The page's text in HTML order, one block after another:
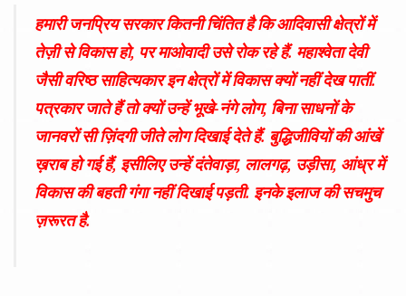
हमारी जनप्रिय सरकार कितनी चिंतित है कि आदिवासी क्षेत्रों में
तेज़ी से विकास हो, पर माओवादी उसे रोक रहे हैं. महाश्वेता देवी
जैसी वरिष्ठ साहित्यकार इन क्षेत्रों में विकास क्यों नहीं देख पातीं.
पत्रकार जाते हैं तो क्यों उन्हें भूखे-नंगे लोग, बिना साधनों के
जानवरों सी ज़िंदगी जीते लोग दिखाई देते हैं. बुद्धिजीवियों की आंखें
ख़राब हो गई हैं, इसीलिए उन्हें दंतेवाड़ा, लालगढ़, उड़ीसा, आंध्र में
विकास की बहती गंगा नहीं दिखाई पड़ती. इनके इलाज की सचमुच
ज़रूरत है.